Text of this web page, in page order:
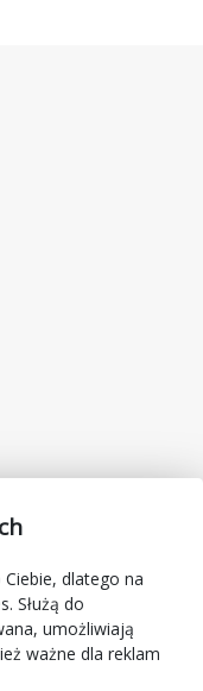
dlatego na
Służą do
umożliwiają
ważne dla reklam